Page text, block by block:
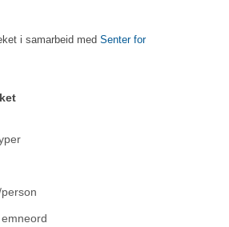
i samarbeid med Senter for